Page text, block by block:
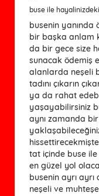
buse ile
busenin
bir başka anlam
da bir gece size
sunacak ödemiş
alanlarda neşeli
tadını çıkarın
ya da rahat
yaşayabilirsiniz
aynı zamanda
tat içinde buse
en güzel yol
busenin ayrı ayrı
neşeli ve